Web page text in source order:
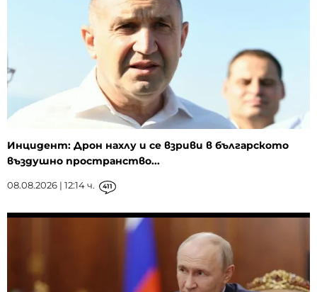
Инцидент: Дрон нахлу и се взриви в българското
въздушно пространство...
08.08.2026 | 12:14 ч. 411